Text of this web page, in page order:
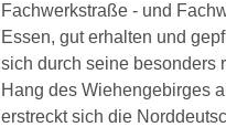
Fachwerkstraße - und
Essen, gut erhalten und
sich durch seine besonders
Hang des Wiehengebirges
erstreckt sich die